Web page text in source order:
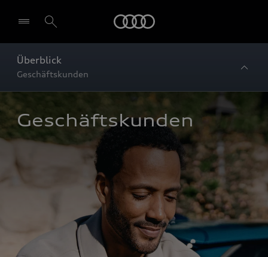
Überblick
Geschäftskunden
Geschäftskunden